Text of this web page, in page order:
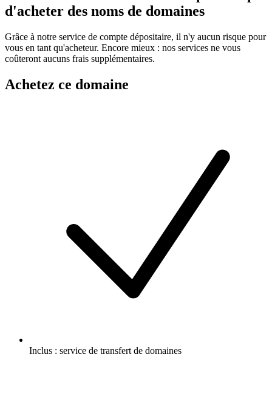
d'acheter des noms de domaines
Grâce à notre service de compte dépositaire, il n'y aucun risque pour
vous en tant qu'acheteur. Encore mieux : nos services ne vous
coûteront aucuns frais supplémentaires.
Achetez ce domaine
Inclus : service de transfert de domaines